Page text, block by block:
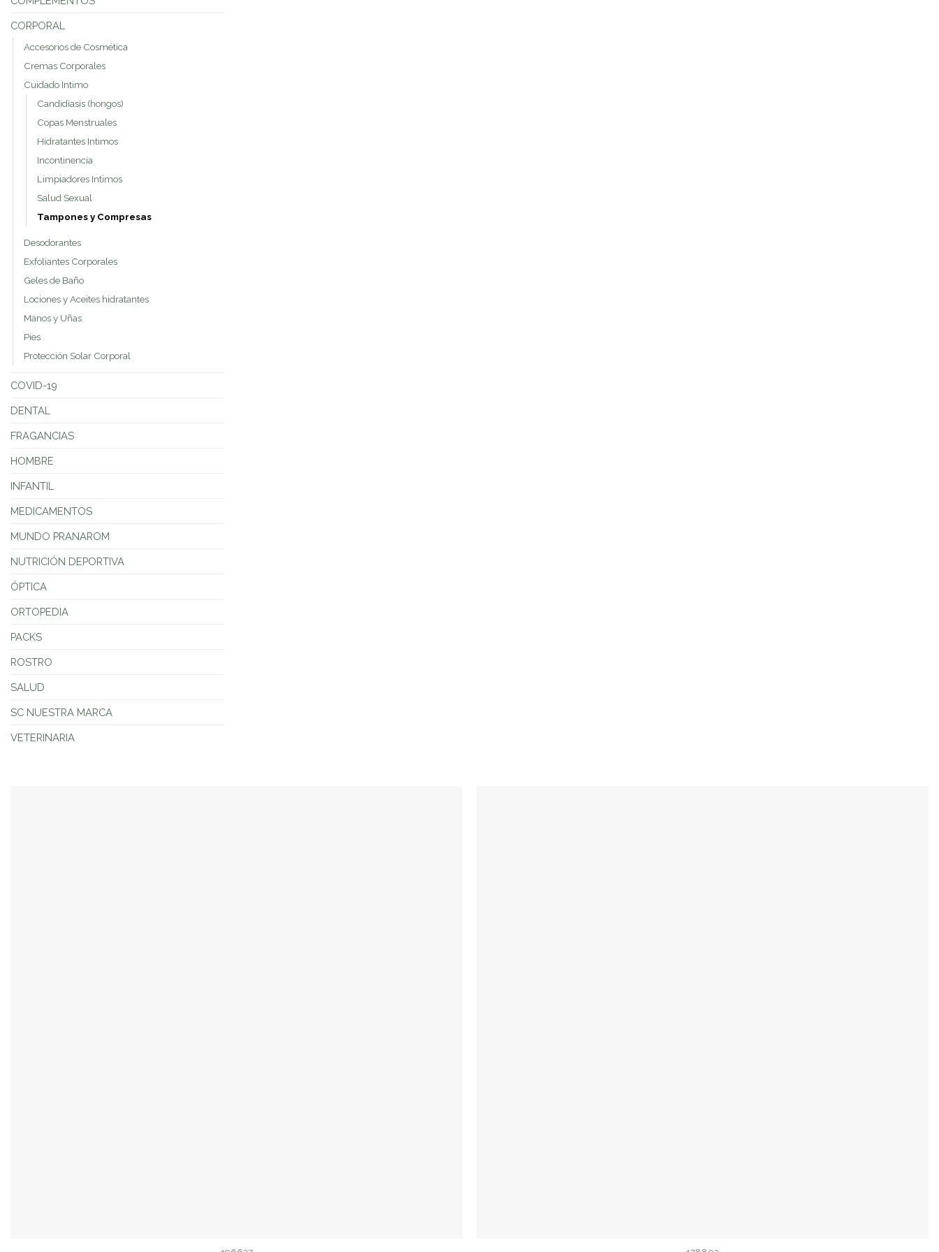
CORPORAL
Accesorios de Cosmética
Cremas Corporales
Cuidado Intimo
Candidiasis (hongos)
Copas Menstruales
Hidratantes Intimos
Incontinencia
Limpiadores Intimos
Salud Sexual
Tampones y Compresas
Desodorantes
Exfoliantes Corporales
Geles de Baño
Lociones y Aceites hidratantes
Manos y Uñas
Pies
Protección Solar Corporal
COVID-19
DENTAL
FRAGANCIAS
HOMBRE
INFANTIL
MEDICAMENTOS
MUNDO PRANAROM
NUTRICIÓN DEPORTIVA
ÓPTICA
ORTOPEDIA
PACKS
ROSTRO
SALUD
SC NUESTRA MARCA
VETERINARIA